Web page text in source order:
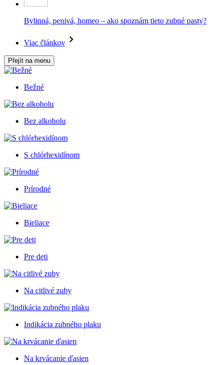
Bylinná, penivá, homeo – ako spoznám tieto zubné pasty?
Viac článkov
Přejít na menu
Bežné
Bez alkoholu
S chlórhexidínom
Prírodné
Bieliace
Pre deti
Na citlivé zuby
Indikácia zubného plaku
Na krvácanie ďasien